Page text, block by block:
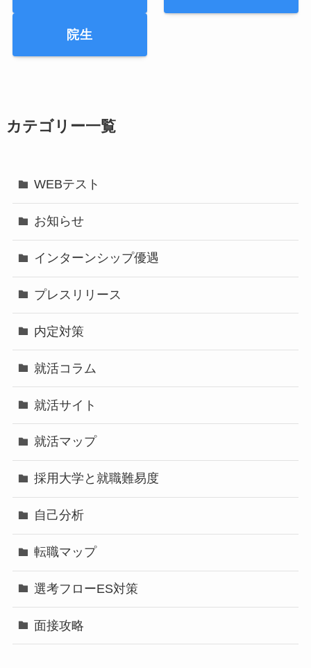
院生
カテゴリー一覧
WEBテスト
お知らせ
インターンシップ優遇
プレスリリース
内定対策
就活コラム
就活サイト
就活マップ
採用大学と就職難易度
自己分析
転職マップ
選考フローES対策
面接攻略